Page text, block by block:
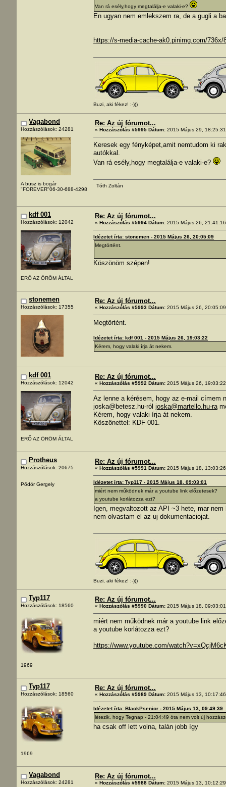
Van rá esély,hogy megtalálja-e valaki-e?
En ugyan nem emlekszem ra, de a gugli a
https://s-media-cache-ak0.pinimg.com/736x/
Buzi, aki fékez! :-)))
Vagabond
Hozzászólások: 24281
A busz is bogár
"FOREVER"06-30-688-4298
Re: Az új fórumot...
« Hozzászólás #5995 Dátum: 2015 Május 29,
Keresek egy fényképet,amit nemtudom ki
autókkal.
Van rá esély,hogy megtalálja-e valaki-e?
Tóth Zoltán
kdf 001
Hozzászólások: 12042
ERŐ AZ ÖRÖM ÁLTAL
Re: Az új fórumot...
« Hozzászólás #5994 Dátum: 2015 Május 26,
Idézetet írta: stonemen - 2015 Május 26, 20:05:09
Megtörtént.
Köszönöm szépen!
stonemen
Hozzászólások: 17355
Re: Az új fórumot...
« Hozzászólás #5993 Dátum: 2015 Május 26,
Megtörtént.
Idézetet írta: kdf 001 - 2015 Május 26, 19:03:22
Kérem, hogy valaki írja át nekem.
kdf 001
Hozzászólások: 12042
ERŐ AZ ÖRÖM ÁLTAL
Re: Az új fórumot...
« Hozzászólás #5992 Dátum: 2015 Május 26,
Az lenne a kérésem, hogy az e-mail címem
joska@betesz.hu-ról joska@martello.hu-ra
Kérem, hogy valaki írja át nekem.
Köszönettel: KDF 001.
Protheus
Hozzászólások: 20675
Pődör Gergely
Re: Az új fórumot...
« Hozzászólás #5991 Dátum: 2015 Május 18,
Idézetet írta: Typ117 - 2015 Május 18, 09:03:01
miért nem működnek már a youtube link előzetesek?
a youtube korlátozza ezt?
Igen, megvaltozott az API ~3 hete, mar
nem olvastam el az uj dokumentaciojat.
Buzi, aki fékez! :-)))
Typ117
Hozzászólások: 18560
1969
Re: Az új fórumot...
« Hozzászólás #5990 Dátum: 2015 Május 18,
miért nem működnek már a youtube link
a youtube korlátozza ezt?
https://www.youtube.com/
Typ117
Hozzászólások: 18560
1969
Re: Az új fórumot...
« Hozzászólás #5989 Dátum: 2015 Május 13,
Idézetet írta: BlackPsenior - 2015 Május 13, 09:49:39
létezik, hogy Tegnap - 21:04:49 óta nem volt új
ha csak off lett volna, talán jobb így
Vagabond
Hozzászólások: 24281
Re: Az új fórumot...
« Hozzászólás #5988 Dátum: 2015 Május 13,